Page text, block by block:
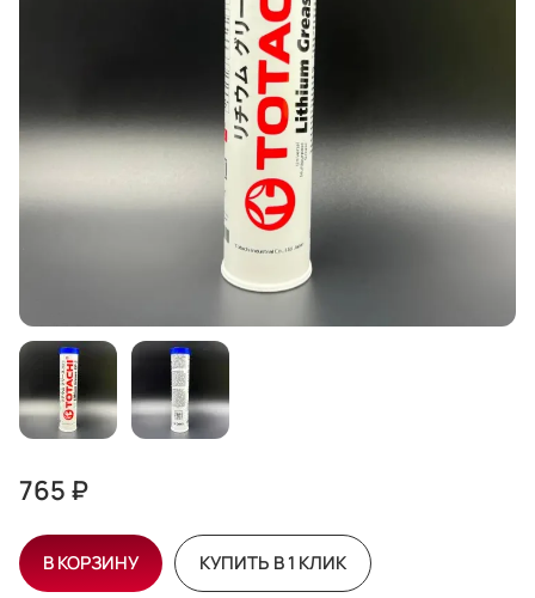
765 ₽
В КОРЗИНУ КУПИТЬ В 1 КЛИК